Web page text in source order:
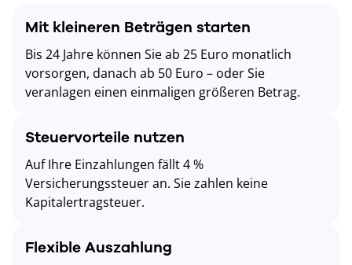
Mit kleineren Beträgen starten
Bis 24 Jahre können Sie ab 25 Euro monatlich
vorsorgen, danach ab 50 Euro – oder Sie
veranlagen einen einmaligen größeren Betrag.
Steuervorteile nutzen
Auf Ihre Einzahlungen fällt 4 %
Versicherungssteuer an. Sie zahlen keine
Kapitalertragsteuer.
Flexible Auszahlung